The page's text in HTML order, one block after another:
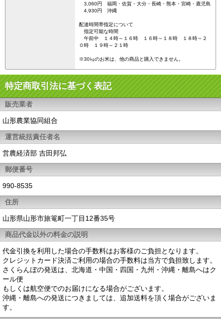
3,060円 福岡・佐賀・大分・長崎・熊本・宮崎・鹿児島
4,930円 沖縄
配達時間帯指定について
指定可能な時間
午前中 １４時～１６時 １６時～１８時 １８時～２
０時 １９時～２１時
※30㎏のお米は、他の商品と購入できません。
特定商取引法に基づく表記
販売業者
山形農業協同組合
運営統括責任者名
営農経済部 吉田邦弘
郵便番号
990-8535
住所
山形県山形市旅篭町一丁目12番35号
商品代金以外の料金の説明
代金引換を利用した場合の手数料はお客様のご負担となります。
クレジットカード決済ご利用の場合の手数料は当方で負担致します。
さくらんぼの発送は、北海道・中国・四国・九州・沖縄・離島へはク
ール便
もしくは航空便でのお届けになる場合がございます。
沖縄・離島への発送につきましては、追加送料を頂く場合がございま
す。